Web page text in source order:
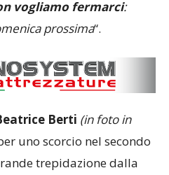
vogliamo fermarci:
prossima“.
Berti (in foto in
uno scorcio nel secondo
trepidazione dalla